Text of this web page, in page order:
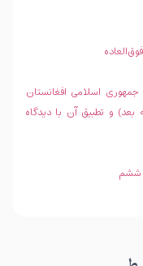
اسلامی افغانستان
۲۰۲۱) و امارت اسلامی افغانستان (۲۰۲۱ به بعد) و تطبیق آن با دیدگاه
ششم